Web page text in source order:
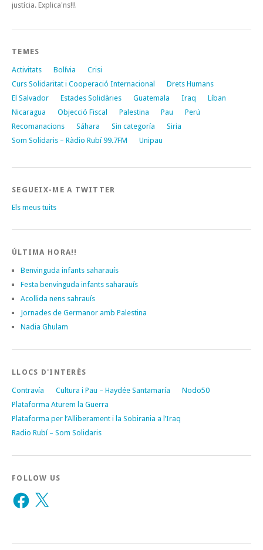
justícia. Explica'ns!!!
TEMES
Activitats Bolívia
Crisi
Curs Solidaritat i Cooperació Internacional
Drets Humans
El Salvador
Estades Solidàries Guatemala Iraq
Líban
Nicaragua
Objecció Fiscal Palestina Pau
Perú
Recomanacions
Sáhara Sin categoría
Siria
Som Solidaris – Ràdio Rubí 99.7FM
Unipau
SEGUEIX-ME A TWITTER
Els meus tuits
ÚLTIMA HORA!!
Benvinguda infants saharauís
Festa benvinguda infants saharauís
Acollida nens sahrauís
Jornades de Germanor amb Palestina
Nadia Ghulam
LLOCS D'INTERÈS
Contravía Cultura i Pau – Haydée Santamaría
Nodo50
Plataforma Aturem la Guerra
Plataforma per l’Alliberament i la Sobirania a l’Iraq
Radio Rubí – Som Solidaris
FOLLOW US
Facebook
X